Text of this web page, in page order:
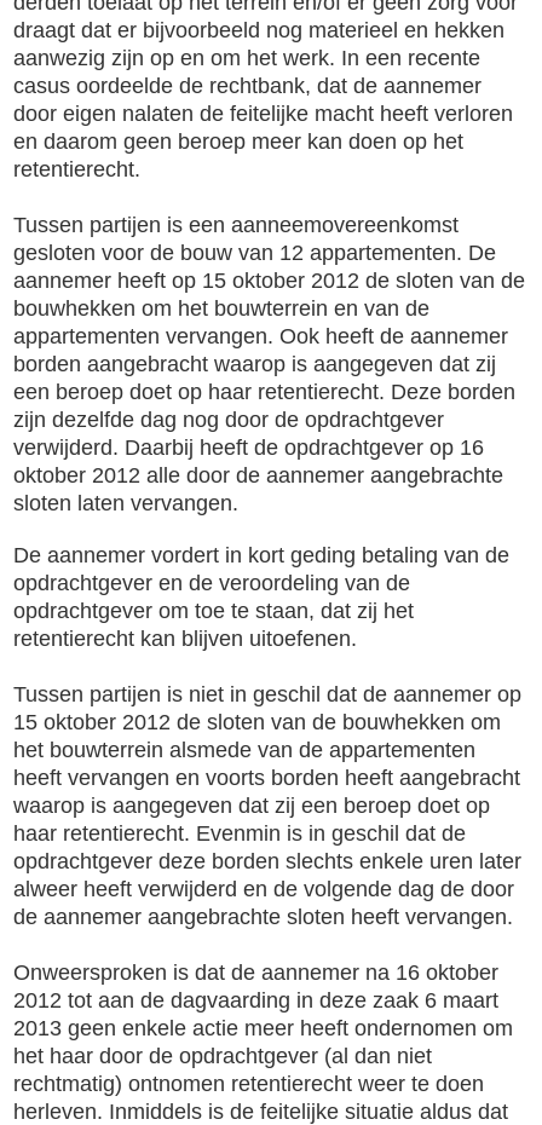
draagt dat er bijvoorbeeld nog materieel en hekken
aanwezig zijn op en om het werk. In een recente
casus oordeelde de rechtbank, dat de aannemer
door eigen nalaten de feitelijke macht heeft verloren
en daarom geen beroep meer kan doen op het
retentierecht.
Tussen partijen is een aanneemovereenkomst
gesloten voor de bouw van 12 appartementen. De
aannemer heeft op 15 oktober 2012 de sloten van de
bouwhekken om het bouwterrein en van de
appartementen vervangen. Ook heeft de aannemer
borden aangebracht waarop is aangegeven dat zij
een beroep doet op haar retentierecht. Deze borden
zijn dezelfde dag nog door de opdrachtgever
verwijderd. Daarbij heeft de opdrachtgever op 16
oktober 2012 alle door de aannemer aangebrachte
sloten laten vervangen.
De aannemer vordert in kort geding betaling van de
opdrachtgever en de veroordeling van de
opdrachtgever om toe te staan, dat zij het
retentierecht kan blijven uitoefenen.
Tussen partijen is niet in geschil dat de aannemer op
15 oktober 2012 de sloten van de bouwhekken om
het bouwterrein alsmede van de appartementen
heeft vervangen en voorts borden heeft aangebracht
waarop is aangegeven dat zij een beroep doet op
haar retentierecht. Evenmin is in geschil dat de
opdrachtgever deze borden slechts enkele uren later
alweer heeft verwijderd en de volgende dag de door
de aannemer aangebrachte sloten heeft vervangen.
Onweersproken is dat de aannemer na 16 oktober
2012 tot aan de dagvaarding in deze zaak 6 maart
2013 geen enkele actie meer heeft ondernomen om
het haar door de opdrachtgever (al dan niet
rechtmatig) ontnomen retentierecht weer te doen
herleven. Inmiddels is de feitelijke situatie aldus dat